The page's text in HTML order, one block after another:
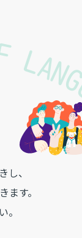
し、
ます。
。